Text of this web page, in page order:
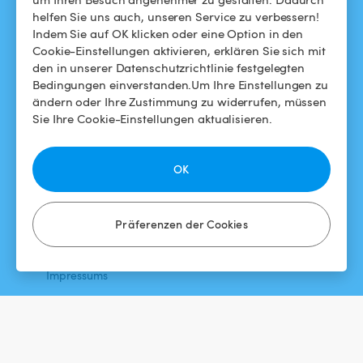
helfen Sie uns auch, unseren Service zu verbessern!
Indem Sie auf OK klicken oder eine Option in den
Cookie-Einstellungen aktivieren, erklären Sie sich mit
den in unserer Datenschutzrichtlinie festgelegten
Bedingungen einverstanden.Um Ihre Einstellungen zu
ändern oder Ihre Zustimmung zu widerrufen, müssen
Sie Ihre Cookie-Einstellungen aktualisieren.
Präferenzen der Cookies
OK
Swimmy in den Medien
Das Swimmy-Abenteuer
Für Gastgeber
Meinen Pool vermieten
So funktioniert's
Allgemeine
Geschäftsbedingungen
Datenschutzbestimmungen
Impressums
Instagram